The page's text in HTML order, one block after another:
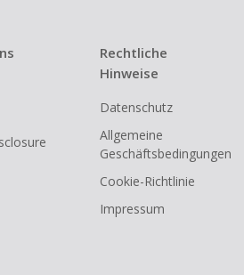
Rechtliche
Hinweise
Datenschutz
Allgemeine
Geschäftsbedingungen
Cookie-Richtlinie
Impressum